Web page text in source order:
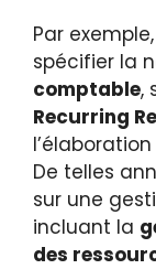
Par
spécifier la
comptable,
Recurring
l’élaboration
De telles
sur une
incluant la
des